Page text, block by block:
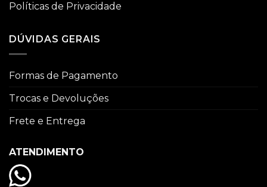
Políticas de Privacidade
DÚVIDAS GERAIS
Formas de Pagamento
Trocas e Devoluções
Frete e Entrega
ATENDIMENTO